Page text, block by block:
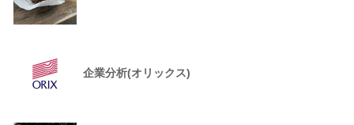
企業分析(オリックス)